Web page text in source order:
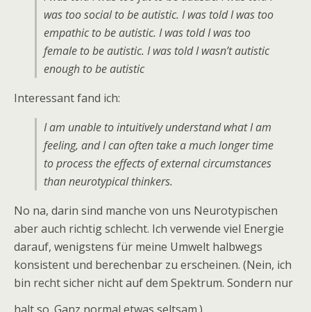
was too social to be autistic. I was told I was too
empathic to be autistic. I was told I was too
female to be autistic. I was told I wasn’t autistic
enough to be autistic
Interessant fand ich:
I am unable to intuitively understand what I am
feeling, and I can often take a much longer time
to process the effects of external circumstances
than neurotypical thinkers.
No na, darin sind manche von uns Neurotypischen
aber auch richtig schlecht. Ich verwende viel Energie
darauf, wenigstens für meine Umwelt halbwegs
konsistent und berechenbar zu erscheinen. (Nein, ich
bin recht sicher nicht auf dem Spektrum. Sondern nur